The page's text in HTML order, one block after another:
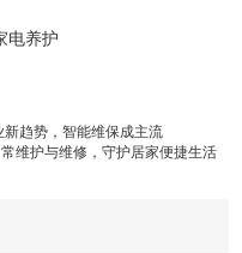
电养护
趋势，智能维保成主流
维护与维修，守护居家便捷生活